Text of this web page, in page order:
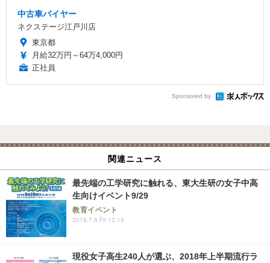
中古車バイヤー
ネクステージ江戸川店
東京都
月給32万円～64万4,000円
正社員
Sponsored by
関連ニュース
最先端の工学研究に触れる、東大生研の女子中高
生向けイベント9/29
教育イベント
2018.7.6 Fri 12:15
現役女子高生240人が選ぶ、2018年上半期流行ラ